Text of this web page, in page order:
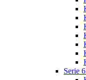
Serie